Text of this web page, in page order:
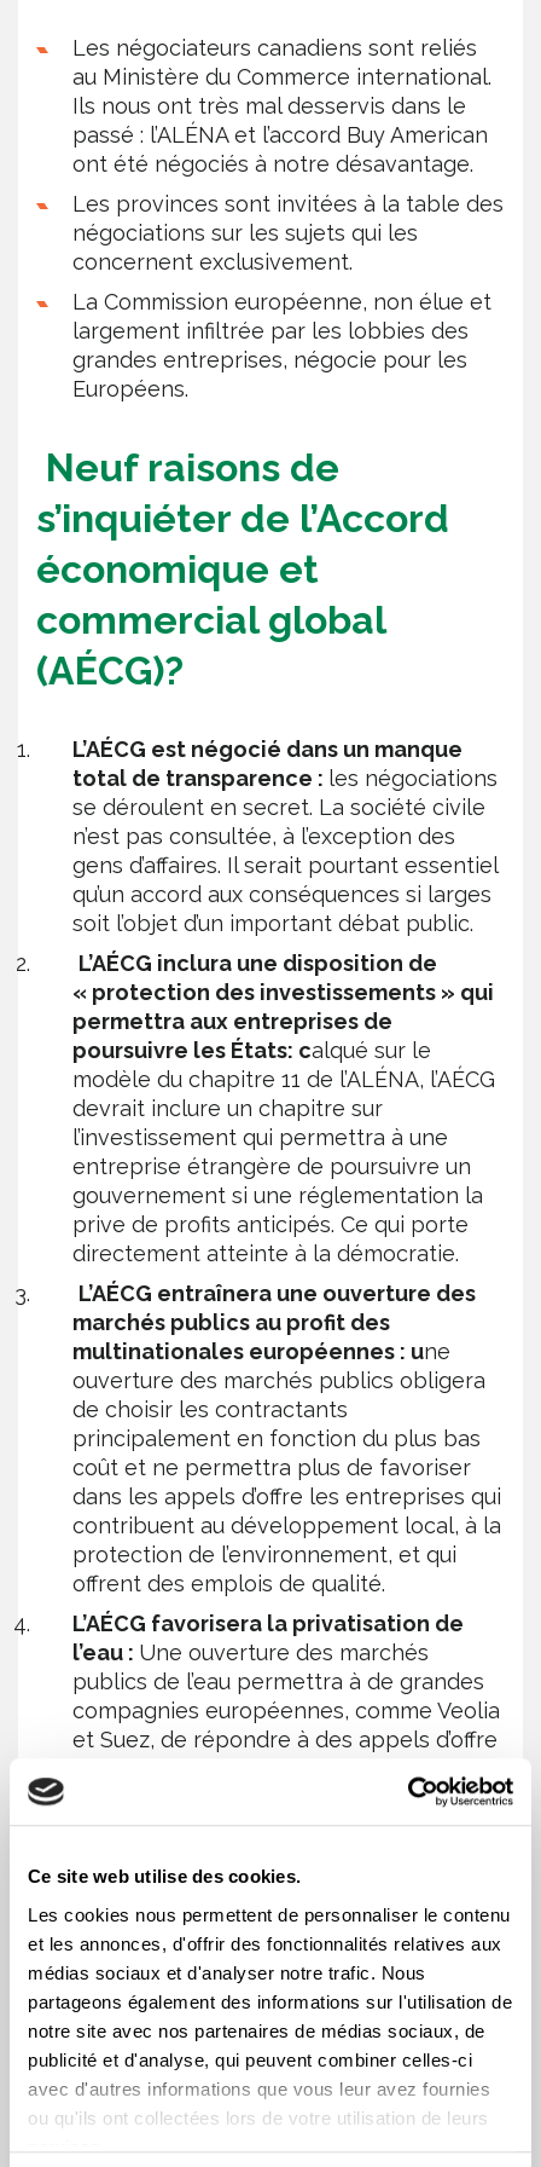
Ce site web utilise des cookies.
Les cookies nous permettent de personnaliser le contenu
et les annonces, d'offrir des fonctionnalités relatives aux
médias sociaux et d'analyser notre trafic. Nous
partageons également des informations sur l'utilisation de
notre site avec nos partenaires de médias sociaux, de
publicité et d'analyse, qui peuvent combiner celles-ci
avec d'autres informations que vous leur avez fournies
ou qu'ils ont collectées lors de votre utilisation de leurs
Les négociateurs canadiens sont reliés
au Ministère du Commerce international.
Ils nous ont très mal desservis dans le
passé : l’ALÉNA et l’accord Buy American
ont été négociés à notre désavantage.
Les provinces sont invitées à la table des
négociations sur les sujets qui les
concernent exclusivement.
La Commission européenne, non élue et
largement infiltrée par les lobbies des
grandes entreprises, négocie pour les
Européens.
Neuf raisons de
s’inquiéter de l’Accord
économique et
commercial global
(AÉCG)?
L’AÉCG est négocié dans un manque
total de transparence : les négociations
se déroulent en secret. La société civile
n’est pas consultée, à l’exception des
gens d’affaires. Il serait pourtant essentiel
qu’un accord aux conséquences si larges
soit l’objet d’un important débat public.
L’AÉCG inclura une disposition de
« protection des investissements » qui
permettra aux entreprises de
poursuivre les États: calqué sur le
modèle du chapitre 11 de l’ALÉNA, l’AÉCG
devrait inclure un chapitre sur
l’investissement qui permettra à une
entreprise étrangère de poursuivre un
gouvernement si une réglementation la
prive de profits anticipés. Ce qui porte
directement atteinte à la démocratie.
L’AÉCG entraînera une ouverture des
marchés publics au profit des
multinationales européennes : une
ouverture des marchés publics obligera
de choisir les contractants
principalement en fonction du plus bas
coût et ne permettra plus de favoriser
dans les appels d’offre les entreprises qui
contribuent au développement local, à la
protection de l’environnement, et qui
offrent des emplois de qualité.
L’AÉCG favorisera la privatisation de
l’eau : Une ouverture des marchés
publics de l’eau permettra à de grandes
compagnies européennes, comme Veolia
et Suez, de répondre à des appels d’offre
nombreux, nécessité par d’importants
travaux à venir et encouragés par une
partenariats public-privé.
L’AÉCG sera dommageable pour
l’environnement : la combinaison de
l’ouverture des marchés publics et de la
disposition sur l’investissement rendra la
protection de l’environnement plus
difficile : celle-ci ne pourra plus être un
critère d’attribution de contrats publics;
et la disposition sur l’investissement